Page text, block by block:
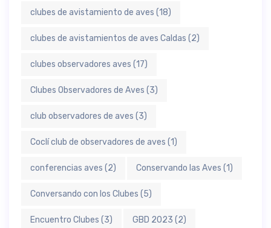
clubes de avistamiento de aves (18)
clubes de avistamientos de aves Caldas (2)
clubes observadores aves (17)
Clubes Observadores de Aves (3)
club observadores de aves (3)
Coclí club de observadores de aves (1)
conferencias aves (2) Conservando las Aves (1)
Conversando con los Clubes (5)
Encuentro Clubes (3) GBD 2023 (2)